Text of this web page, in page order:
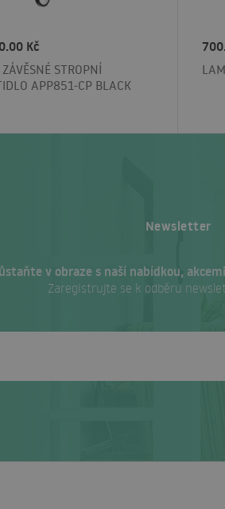
Kč
STROPNÍ
APP851-CP BLACK
Newsletter
v obraze s naší nabídkou,
Zaregistrujte se k odběru